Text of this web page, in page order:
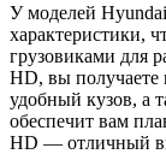
У моделей
характеристики,
грузовиками для
HD, вы получаете
удобный кузов, а
обеспечит вам
HD — отличный